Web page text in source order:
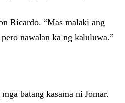
Ricardo. “Mas malaki ang
nawalan ka ng kaluluwa.”
batang kasama ni Jomar.